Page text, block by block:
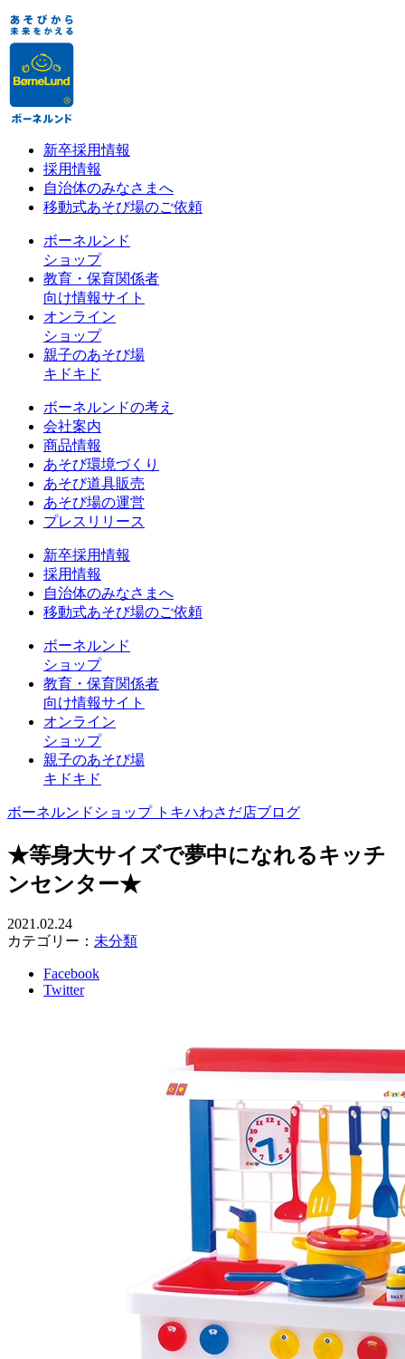
新卒採用情報
採用情報
自治体のみなさまへ
移動式あそび場のご依頼
ボーネルンド
ショップ
教育・保育関係者
向け情報サイト
オンライン
ショップ
親子のあそび場
キドキド
ボーネルンドの考え
会社案内
商品情報
あそび環境づくり
あそび道具販売
あそび場の運営
プレスリリース
新卒採用情報
採用情報
自治体のみなさまへ
移動式あそび場のご依頼
ボーネルンド
ショップ
教育・保育関係者
向け情報サイト
オンライン
ショップ
親子のあそび場
キドキド
ボーネルンドショップ トキハわさだ店ブログ
★等身大サイズで夢中になれるキッチ
ンセンター★
2021.02.24
カテゴリー： 未分類
Facebook
Twitter